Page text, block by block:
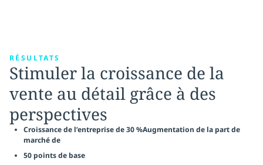
RÉSULTATS
Stimuler la croissance de la
vente au détail grâce à des
perspectives
Croissance de l’entreprise de 30 %Augmentation de la part de
marché de
50 points de base